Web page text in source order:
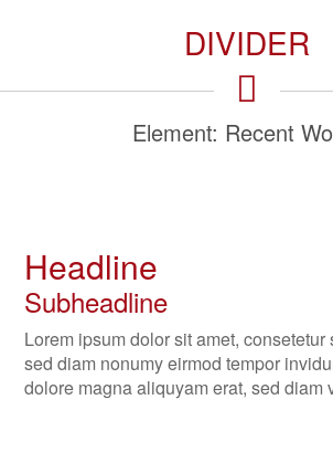
DIVIDER
Element: Recent
Headline
Subheadline
Lorem ipsum dolor sit amet, consetetur
sed diam nonumy eirmod tempor
dolore magna aliquyam erat, sed diam